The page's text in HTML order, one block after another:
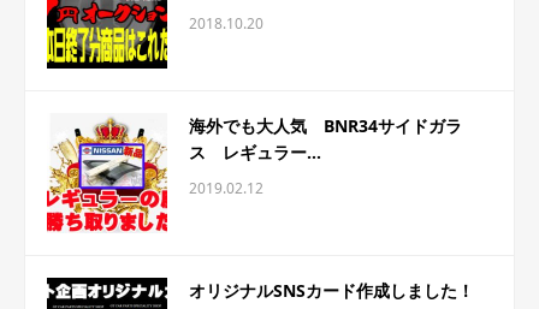
2018.10.20
海外でも大人気 BNR34サイドガラ
ス レギュラー...
2019.02.12
オリジナルSNSカード作成しました！